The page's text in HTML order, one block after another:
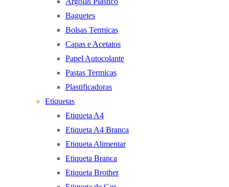
Baguetes
Bolsas Termicas
Capas e Acetatos
Papel Autocolante
Pastas Termicas
Plastificadoras
Etiquetas
Etiqueta A4
Etiqueta A4 Branca
Etiqueta Alimentar
Etiqueta Branca
Etiqueta Brother